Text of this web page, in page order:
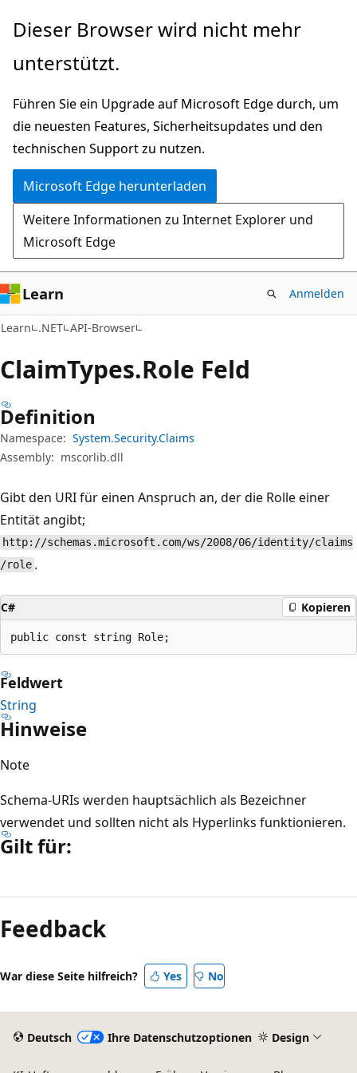
Zu
wechseln
Zur
springen
Dieser Browser wird nicht mehr
unterstützt.
Führen Sie ein Upgrade auf Microsoft Edge durch, um
die neuesten Features, Sicherheitsupdates und den
technischen Support zu nutzen.
Microsoft Edge herunterladen
Weitere Informationen zu Internet Explorer und
Microsoft Edge
Learn Anmelden
Learn .NET API-Browser
ClaimTypes.Role Feld
Definition
Namespace: System.Security.Claims
Assembly: mscorlib.dll
Gibt den URI für einen Anspruch an, der die Rolle einer
Entität angibt;
http://schemas.microsoft.com/ws/2008/06/identity/claims
/role .
C# Kopieren
public const string Role;
Feldwert
String
Hinweise
Note
Schema-URIs werden hauptsächlich als Bezeichner
verwendet und sollten nicht als Hyperlinks funktionieren.
Gilt für:
deaktiviert
Feedback
War diese Seite hilfreich? Yes No
Deutsch Ihre Datenschutzoptionen Design